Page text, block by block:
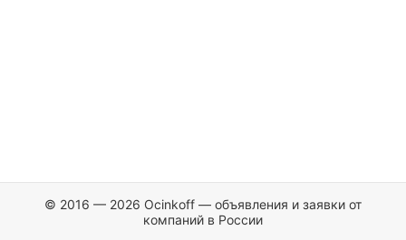
© 2016 — 2026 Ocinkoff — объявления и заявки от
компаний в России